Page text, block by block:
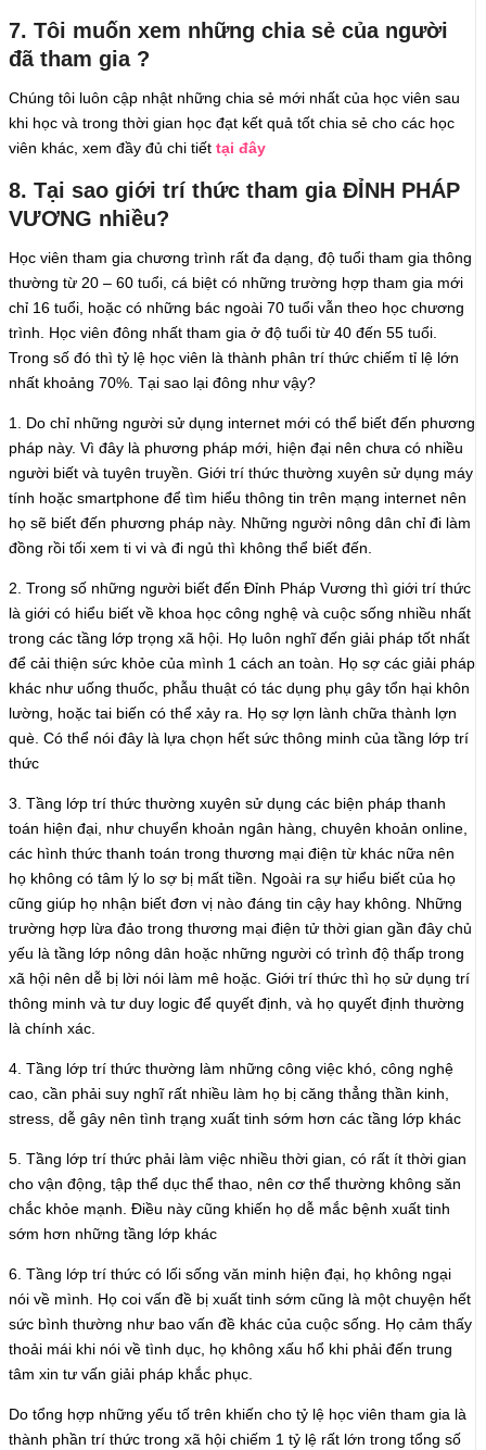
7. Tôi muốn xem những chia sẻ của người
đã tham gia ?
Chúng tôi luôn cập nhật những chia sẻ mới nhất của học viên sau
khi học và trong thời gian học đạt kết quả tốt chia sẻ cho các học
viên khác, xem đầy đủ chi tiết tại đây
8. Tại sao giới trí thức tham gia ĐỈNH PHÁP
VƯƠNG nhiều?
Học viên tham gia chương trình rất đa dạng, độ tuổi tham gia thông
thường từ 20 – 60 tuổi, cá biệt có những trường hợp tham gia mới
chỉ 16 tuổi, hoặc có những bác ngoài 70 tuổi vẫn theo học chương
trình. Học viên đông nhất tham gia ở độ tuổi từ 40 đến 55 tuổi.
Trong số đó thì tỷ lệ học viên là thành phân trí thức chiếm tỉ lệ lớn
nhất khoảng 70%. Tại sao lại đông như vậy?
1. Do chỉ những người sử dụng internet mới có thể biết đến phương
pháp này. Vì đây là phương pháp mới, hiện đại nên chưa có nhiều
người biết và tuyên truyền. Giới trí thức thường xuyên sử dụng máy
tính hoặc smartphone để tìm hiểu thông tin trên mạng internet nên
họ sẽ biết đến phương pháp này. Những người nông dân chỉ đi làm
đồng rồi tối xem ti vi và đi ngủ thì không thể biết đến.
2. Trong số những người biết đến Đỉnh Pháp Vương thì giới trí thức
là giới có hiểu biết về khoa học công nghệ và cuộc sống nhiều nhất
trong các tầng lớp trọng xã hội. Họ luôn nghĩ đến giải pháp tốt nhất
để cải thiện sức khỏe của mình 1 cách an toàn. Họ sợ các giải pháp
khác như uống thuốc, phẫu thuật có tác dụng phụ gây tổn hại khôn
lường, hoặc tai biến có thể xảy ra. Họ sợ lợn lành chữa thành lợn
què. Có thể nói đây là lựa chọn hết sức thông minh của tầng lớp trí
thức
3. Tầng lớp trí thức thường xuyên sử dụng các biện pháp thanh
toán hiện đại, như chuyển khoản ngân hàng, chuyên khoản online,
các hình thức thanh toán trong thương mại điện từ khác nữa nên
họ không có tâm lý lo sợ bị mất tiền. Ngoài ra sự hiểu biết của họ
cũng giúp họ nhận biết đơn vị nào đáng tin cậy hay không. Những
trường hợp lừa đảo trong thương mại điện tử thời gian gần đây chủ
yếu là tầng lớp nông dân hoặc những người có trình độ thấp trong
xã hội nên dễ bị lời nói làm mê hoặc. Giới trí thức thì họ sử dụng trí
thông minh và tư duy logic để quyết định, và họ quyết định thường
là chính xác.
4. Tầng lớp trí thức thường làm những công việc khó, công nghệ
cao, cần phải suy nghĩ rất nhiều làm họ bị căng thẳng thần kinh,
stress, dễ gây nên tình trạng xuất tinh sớm hơn các tầng lớp khác
5. Tầng lớp trí thức phải làm việc nhiều thời gian, có rất ít thời gian
cho vận động, tập thể dục thể thao, nên cơ thể thường không săn
chắc khỏe mạnh. Điều này cũng khiến họ dễ mắc bệnh xuất tinh
sớm hơn những tầng lớp khác
6. Tầng lớp trí thức có lối sống văn minh hiện đại, họ không ngại
nói về mình. Họ coi vấn đề bị xuất tinh sớm cũng là một chuyện hết
sức bình thường như bao vấn đề khác của cuộc sống. Họ cảm thấy
thoải mái khi nói về tình dục, họ không xấu hổ khi phải đến trung
tâm xin tư vấn giải pháp khắc phục.
Do tổng hợp những yếu tố trên khiến cho tỷ lệ học viên tham gia là
thành phần trí thức trong xã hội chiếm 1 tỷ lệ rất lớn trong tổng số